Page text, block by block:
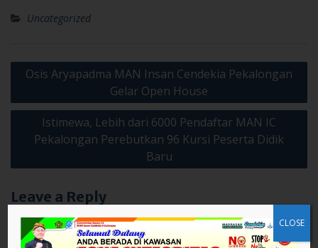
Uncategorized
Post
navigation
Osis Aryapadma MAN Insan Cendekia Pekalongan
Gelar Open House
Istimewa, Lebih dari 6000 Pendaftar MAN IC
Pekalongan Perebutkan 96 Kursi Peserta Didik
Baru
Leave a Reply
Your email address will not be published.
Required fields are
marked*
CLOSE